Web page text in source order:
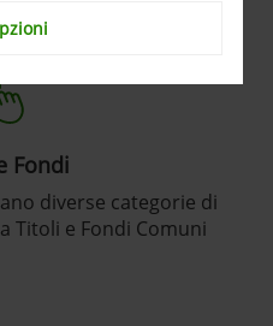
Fondi
diverse categorie di
Titoli e Fondi Comuni